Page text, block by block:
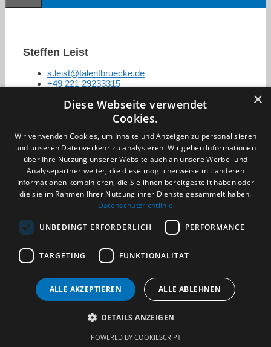
Steffen Leist
s.leist@talentbruecke.de
+49 221 29233315
Partner im Sport
Impressum
Datenschutzerklärung
Benachrichtigungsservice
Kontakt und Anfahrt
(c) 2026 TALENTBRÜCKE GmbH & Co. KG
×
Diese Webseite verwendet
Cookies.
Wir verwenden Cookies, um Inhalte und Anzeigen zu personalisieren
und unseren Datenverkehr zu analysieren. Wir geben Informationen
über Ihre Nutzung unserer Website auch an unsere Werbe- und
Analysepartner weiter, die diese möglicherweise mit anderen
Informationen kombinieren, die Sie ihnen bereitgestellt haben oder
die sie im Rahmen Ihrer Nutzung ihrer Dienste gesammelt haben.
Datenschutzrichtlinie
UNBEDINGT ERFORDERLICH PERFORMANCE
TARGETING FUNKTIONALITÄT
ALLE AKZEPTIEREN ALLE ABLEHNEN
DETAILS ANZEIGEN
POWERED BY COOKIESCRIPT